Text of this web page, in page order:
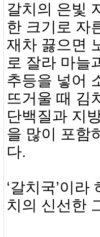
갈치의 은빛
한 크기로 자
재차 끓으면
로 잘라 마늘
추등을 넣어
뜨거울 때 김
단백질과 지
을 많이 포함
다.
‘갈치국’이
치의 신선한